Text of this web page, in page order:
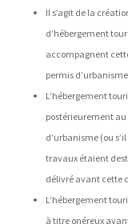
Il s’agit de la
d’hébergement
accompagnent
permis
L’hébergement
postérieurement au
d’urbanisme (ou
travaux étaient
délivré avant cette
L’hébergement
à titre onéreux